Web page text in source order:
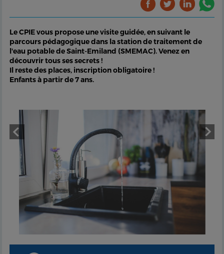
Le CPIE vous propose une visite guidée, en suivant le
parcours pédagogique dans la station de traitement de
l'eau potable de Saint-Emiland (SMEMAC). Venez en
découvrir tous ses secrets !
Il reste des places, inscription obligatoire !
Enfants à partir de 7 ans.